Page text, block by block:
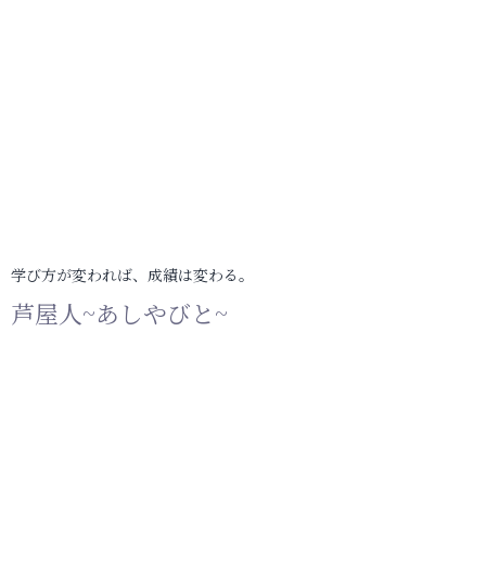
学び方が変われば、成績は変わる。
芦屋人~あしやびと~